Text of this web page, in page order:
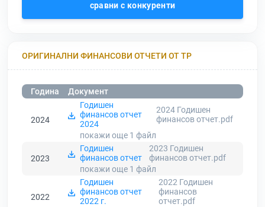
сравни с конкуренти
ОРИГИНАЛНИ ФИНАНСОВИ ОТЧЕТИ ОТ ТР
Година Документ
2024
Годишен
финансов отчет
2024
2024 Годишен
финансов отчет.pdf
покажи още 1 файл
2023
Годишен
финансов отчет
2023 Годишен
финансов отчет.pdf
покажи още 1 файл
2022
Годишен
финансов отчет
2022 г.
2022 Годишен
финансов
отчет.pdf